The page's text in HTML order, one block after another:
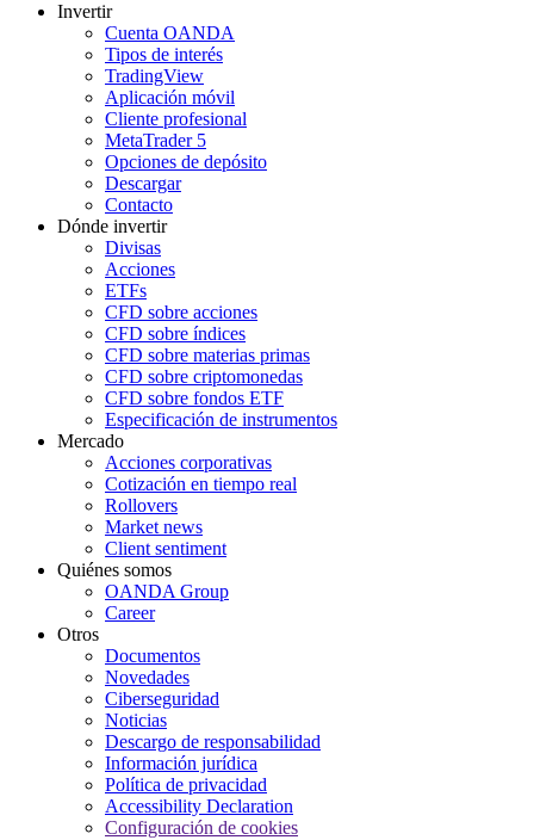
Invertir
Cuenta OANDA
Tipos de interés
TradingView
Aplicación móvil
Cliente profesional
MetaTrader 5
Opciones de depósito
Descargar
Contacto
Dónde invertir
Divisas
Acciones
ETFs
CFD sobre acciones
CFD sobre índices
CFD sobre materias primas
CFD sobre criptomonedas
CFD sobre fondos ETF
Especificación de instrumentos
Mercado
Acciones corporativas
Cotización en tiempo real
Rollovers
Market news
Client sentiment
Quiénes somos
OANDA Group
Career
Otros
Documentos
Novedades
Ciberseguridad
Noticias
Descargo de responsabilidad
Información jurídica
Política de privacidad
Accessibility Declaration
Configuración de cookies